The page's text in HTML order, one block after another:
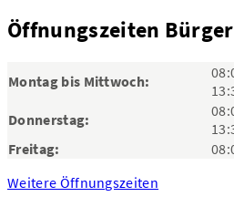
Öffnungszeiten
Montag bis Mittwoch:
Donnerstag:
Freitag:
Weitere Öffnungszeiten